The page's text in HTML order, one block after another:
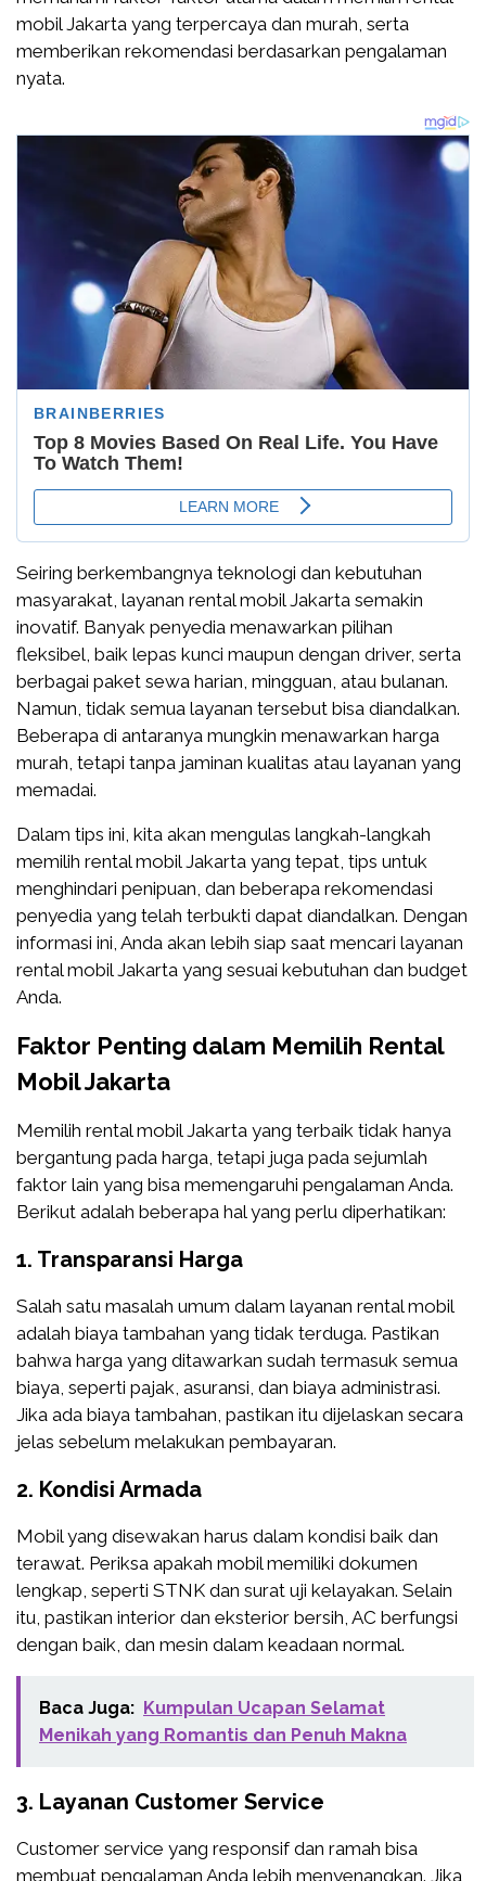
mobil Jakarta yang terpercaya dan murah, serta
memberikan rekomendasi berdasarkan pengalaman
nyata.
Seiring berkembangnya teknologi dan kebutuhan
masyarakat, layanan rental mobil Jakarta semakin
inovatif. Banyak penyedia menawarkan pilihan
fleksibel, baik lepas kunci maupun dengan driver, serta
berbagai paket sewa harian, mingguan, atau bulanan.
Namun, tidak semua layanan tersebut bisa diandalkan.
Beberapa di antaranya mungkin menawarkan harga
murah, tetapi tanpa jaminan kualitas atau layanan yang
memadai.
Dalam tips ini, kita akan mengulas langkah-langkah
memilih rental mobil Jakarta yang tepat, tips untuk
menghindari penipuan, dan beberapa rekomendasi
penyedia yang telah terbukti dapat diandalkan. Dengan
informasi ini, Anda akan lebih siap saat mencari layanan
rental mobil Jakarta yang sesuai kebutuhan dan budget
Anda.
Faktor Penting dalam Memilih Rental
Mobil Jakarta
Memilih rental mobil Jakarta yang terbaik tidak hanya
bergantung pada harga, tetapi juga pada sejumlah
faktor lain yang bisa memengaruhi pengalaman Anda.
Berikut adalah beberapa hal yang perlu diperhatikan:
1. Transparansi Harga
Salah satu masalah umum dalam layanan rental mobil
adalah biaya tambahan yang tidak terduga. Pastikan
bahwa harga yang ditawarkan sudah termasuk semua
biaya, seperti pajak, asuransi, dan biaya administrasi.
Jika ada biaya tambahan, pastikan itu dijelaskan secara
jelas sebelum melakukan pembayaran.
2. Kondisi Armada
Mobil yang disewakan harus dalam kondisi baik dan
terawat. Periksa apakah mobil memiliki dokumen
lengkap, seperti STNK dan surat uji kelayakan. Selain
itu, pastikan interior dan eksterior bersih, AC berfungsi
dengan baik, dan mesin dalam keadaan normal.
Baca Juga: Kumpulan Ucapan Selamat
Menikah yang Romantis dan Penuh Makna
3. Layanan Customer Service
Customer service yang responsif dan ramah bisa
membuat pengalaman Anda lebih menyenangkan. Jika